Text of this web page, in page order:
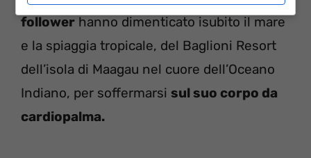
follower hanno dimenticato isubito il mare
e la spiaggia tropicale, del Baglioni Resort
dell’isola di Maagau nel cuore dell’Oceano
Indiano, per soffermarsi sul suo corpo da
cardiopalma.